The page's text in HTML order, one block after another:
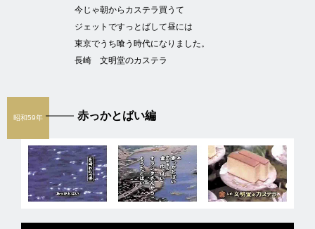
今じゃ朝からカステラ買うて
ジェットですっとばして昼には
東京でうち喰う時代になりました。
長崎 文明堂のカステラ
昭和59年 赤っかとばい編